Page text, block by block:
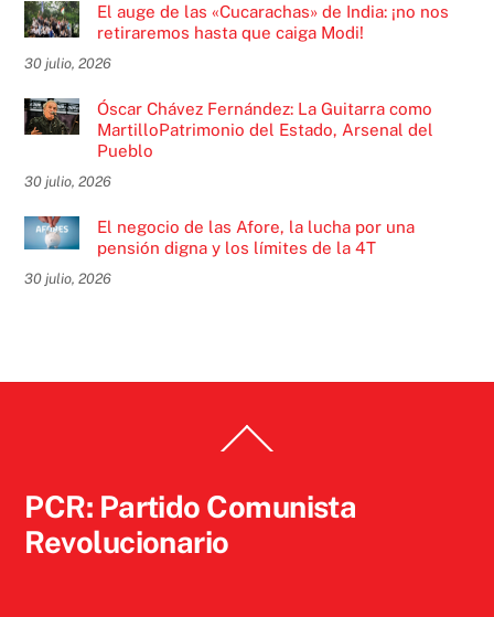
El auge de las «Cucarachas» de India: ¡no nos
retiraremos hasta que caiga Modi!
30 julio, 2026
Óscar Chávez Fernández: La Guitarra como
MartilloPatrimonio del Estado, Arsenal del
Pueblo
30 julio, 2026
El negocio de las Afore, la lucha por una
pensión digna y los límites de la 4T
30 julio, 2026
To
PCR: Partido Comunista
Revolucionario